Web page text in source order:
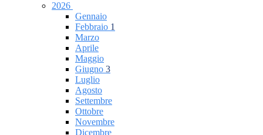
2026
Gennaio
Febbraio 1
Marzo
Aprile
Maggio
Giugno 3
Luglio
Agosto
Settembre
Ottobre
Novembre
Dicembre